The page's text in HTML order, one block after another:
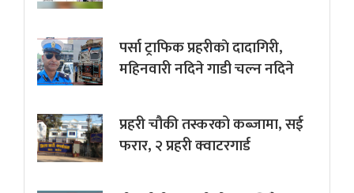
पर्सा ट्राफिक प्रहरीकाे दादागिरी,
महिनवारी नदिने गाडी चल्न नदिने
प्रहरी चौकी तस्करको कब्जामा, सई
फरार, २ प्रहरी क्वाटरगार्ड